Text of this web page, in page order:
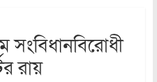
সংবিধানবিরোধী
রায়